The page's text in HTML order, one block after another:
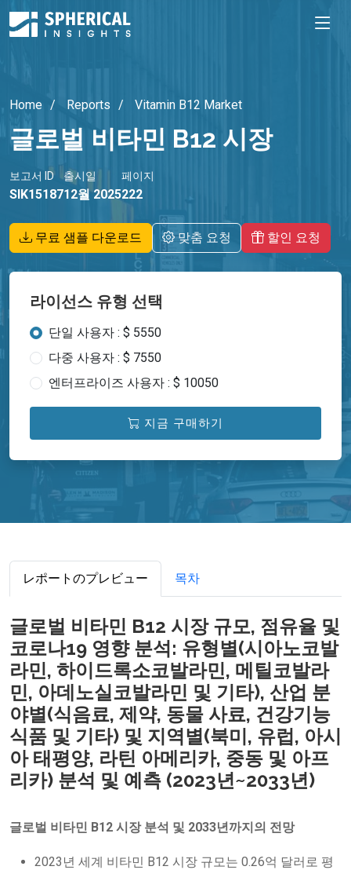
Home Reports Vitamin B12 Market
글로벌 비타민 B12 시장
보고서 ID
SIK15187
출시일
12월 2025
페이지
222
무료 샘플 다운로드 맞춤 요청 할인 요청
라이선스 유형 선택
단일 사용자 : $ 5550
다중 사용자 : $ 7550
엔터프라이즈 사용자 : $ 10050
지금 구매하기
レポートのプレビュー 목차
글로벌 비타민 B12 시장 규모, 점유율 및
코로나19 영향 분석: 유형별(시아노코발
라민, 하이드록소코발라민, 메틸코발라
민, 아데노실코발라민 및 기타), 산업 분
야별(식음료, 제약, 동물 사료, 건강기능
식품 및 기타) 및 지역별(북미, 유럽, 아시
아 태평양, 라틴 아메리카, 중동 및 아프
리카) 분석 및 예측 (2023년~2033년)
글로벌 비타민 B12 시장 분석 및 2033년까지의 전망
2023년 세계 비타민 B12 시장 규모는 0.26억 달러로 평